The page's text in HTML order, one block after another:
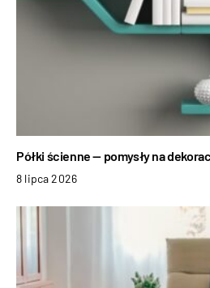
Półki ścienne — pomysły na
8 lipca 2026